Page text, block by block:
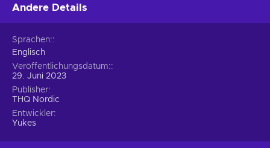
ein in das scheinbar einfache Design, die Mechanik und die
immer wieder aufs Neue begeistern wird. Kannst du die
intuitive Steuerung nutzen, um jeder Bedrohung
auszuweichen und die höchstmögliche Punktzahl zu
erreichen? Kauf dir den Title, der deine Reflexe und deine
Hand-Augen-Koordination in actiongeladenen Levels auf die
Blut in Wallung bringt!
Spielfunktionen
Andere Details
Sprachen:
Englisch
Veröffentlichungsdatum:
29. Juni 2023
Publisher
THQ Nordic
Entwickler
Yukes